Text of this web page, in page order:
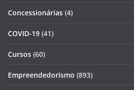
Concessionárias (4)
COVID-19 (41)
Cursos (60)
Empreendedorismo (893)